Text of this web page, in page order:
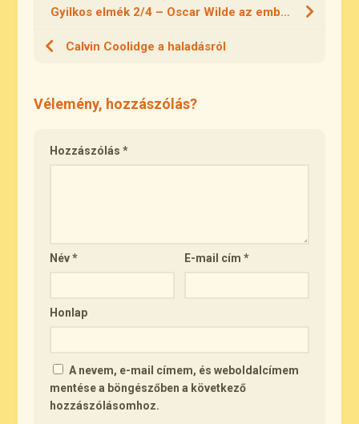
Gyilkos elmék 2/4 – Oscar Wilde az emberről
Calvin Coolidge a haladásról
Vélemény, hozzászólás?
Hozzászólás*
Név* E-mail cím*
Honlap
A nevem, e-mail címem, és weboldalcímem
mentése a böngészőben a következő
hozzászólásomhoz.